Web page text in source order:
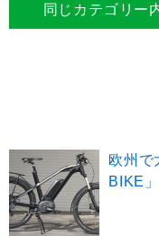
同じカテゴリー
欧州で
BIKE